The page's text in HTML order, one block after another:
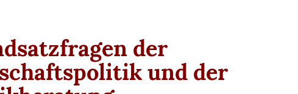
der
und der